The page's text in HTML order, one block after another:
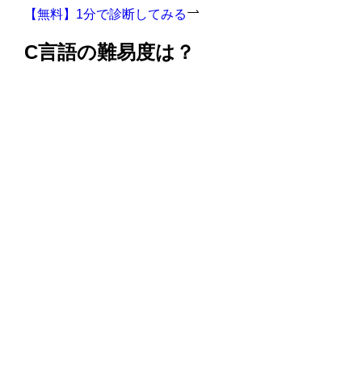
【無料】1分で診断してみる
C言語の難易度は？